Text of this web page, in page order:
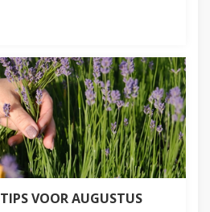
VOOR AUGUSTUS